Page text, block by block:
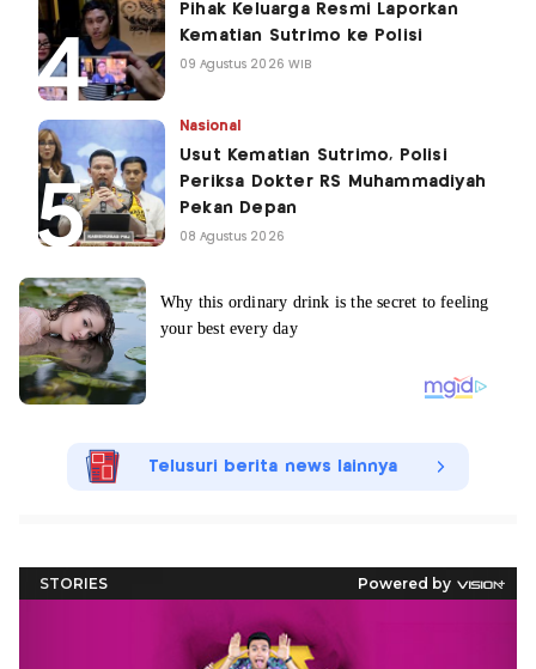
Pihak Keluarga Resmi Laporkan
Kematian Sutrimo ke Polisi
09 Agustus 2026 WIB
Nasional
Usut Kematian Sutrimo, Polisi
Periksa Dokter RS Muhammadiyah
Pekan Depan
08 Agustus 2026
Telusuri berita news lainnya